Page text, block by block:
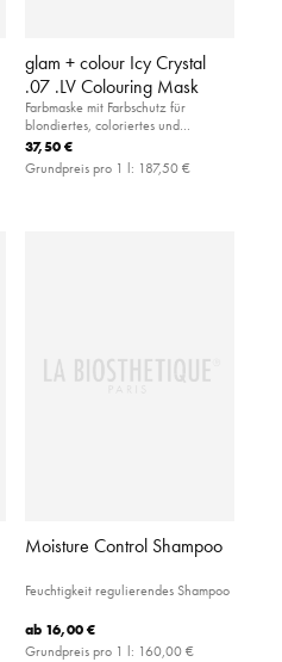
glam + colour Icy Crystal
.07 .LV Colouring Mask
Farbmaske mit Farbschutz für
blondiertes, coloriertes und
naturblondes Haar (Tonhöhe 8-11).
37,50 €
Grundpreis pro 1 l: 187,50 €
Moisture Control Shampoo
Feuchtigkeit regulierendes Shampoo
ab 16,00 €
Grundpreis pro 1 l: 160,00 €